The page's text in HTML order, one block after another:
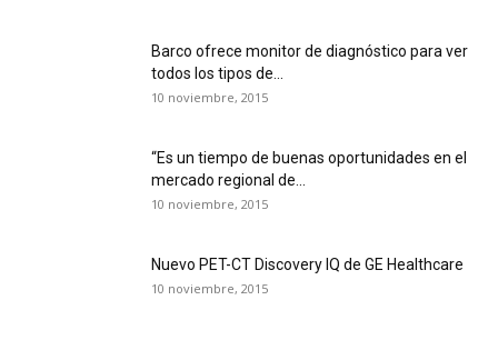
Barco ofrece monitor de diagnóstico para ver
todos los tipos de...
10 noviembre, 2015
“Es un tiempo de buenas oportunidades en el
mercado regional de...
10 noviembre, 2015
Nuevo PET-CT Discovery IQ de GE Healthcare
10 noviembre, 2015